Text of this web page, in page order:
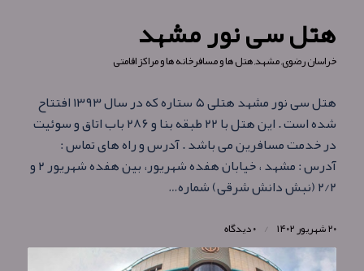
هتل سی نور مشهد
خراسان رضوی,مشهد,هتل ها و مسافرخانه ها و مراکز اقامتی
هتل سی نور مشهد هتلی ۵ ستاره که در سال ۱۳۹۳ افتتاح
شده است . این هتل با ۲۲ طبقه بنا و ۲۸۶ باب اتاق و سوئیت
در خدمت مسافرین می باشد . آدرس و راه های تماس :
آدرس : مشهد ، خیابان هفده شهریور، بین هفده شهریور ۲ و
۲/۲ (نبش دانش شرقی) شماره…
۲۰ شهریور ۱۴۰۲ / ۰ دیدگاه